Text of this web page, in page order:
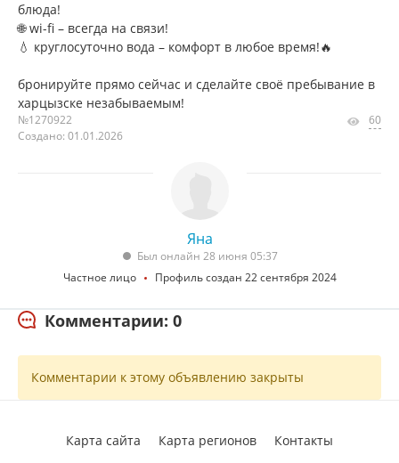
блюда!
🌐 wi-fi – всегда на связи!
💧 круглосуточно вода – комфорт в любое время!🔥
бронируйте прямо сейчас и сделайте своё пребывание в
харцызске незабываемым!
№1270922
Создано: 01.01.2026
60
Яна
Был онлайн 28 июня 05:37
Частное лицо
Профиль создан 22 сентября 2024
Комментарии: 0
Комментарии к этому объявлению закрыты
Карта сайта Карта регионов Контакты